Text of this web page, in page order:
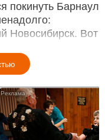
покинуть Барнаул
Новосибирск. Вот